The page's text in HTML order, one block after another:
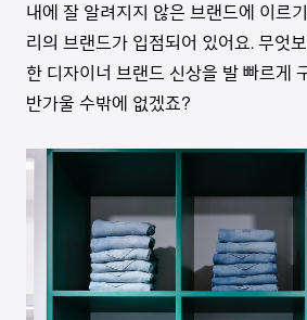
내에 잘 알려지지 않은 브랜드에 이르
리의 브랜드가 입점되어 있어요. 무엇
한 디자이너 브랜드 신상을 발 빠르게
반가울 수밖에 없겠죠?